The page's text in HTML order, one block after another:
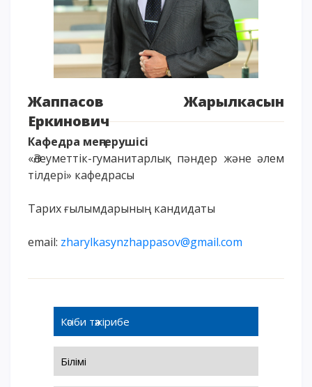
Үндеу сөздері
АССА халықаралық бағдарламасы
International studying
METU Courses
Бакалавриат
Докторантура
Қашықтықтан оқыту технологиялары
Жаппасов Жарылкасын
Еркинович
Кафедра меңгерушісі
«Әлеуметтік-гуманитарлық пәндер және әлем
тілдері» кафедрасы
Тарих ғылымдарының кандидаты
email: zharylkasynzhappasov@gmail.com
Кәсіби тәжірибе
Білімі